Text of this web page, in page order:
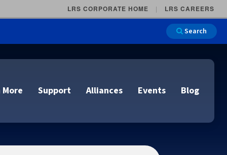
LRS CORPORATE HOME LRS CAREERS
Search
Support Alliances Events Blog